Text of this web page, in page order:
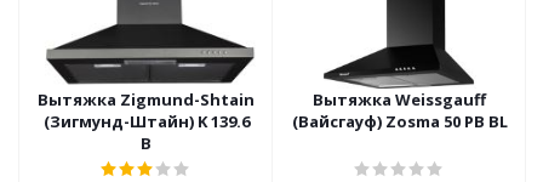
Вытяжка Zigmund-Shtain
(Зигмунд-Штайн) K 139.6
B
Вытяжка Weissgauff
(Вайсгауф) Zosma 50 PB BL